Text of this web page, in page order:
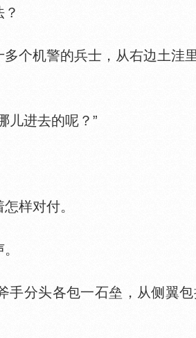
机警的兵士，从右边土洼
进去的呢？”
样对付。
分头各包一石垒，从侧翼